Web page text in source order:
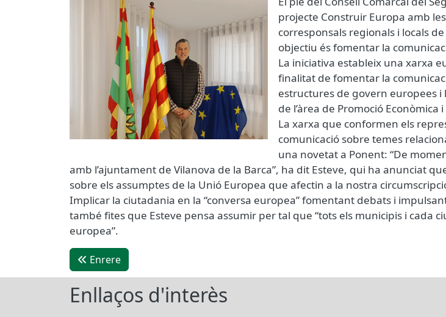
projecte Construir Europa amb
corresponsals regionals i locals
objectiu és fomentar la
La iniciativa estableix una xarxa
finalitat de fomentar la
estructures de govern europees i
de l’àrea de Promoció
La xarxa que conformen els
comunicació sobre temes
una novetat a Ponent: “De
amb l’ajuntament de Vilanova de la Barca”, ha dit Esteve, qui ha anunciat
sobre els assumptes de la Unió Europea que afectin a la nostra
Implicar la ciutadania en la “conversa europea” fomentant debats i
també fites que Esteve pensa assumir per tal que “tots els municipis i cada
europea”.
Enrere
Enllaços d'interès